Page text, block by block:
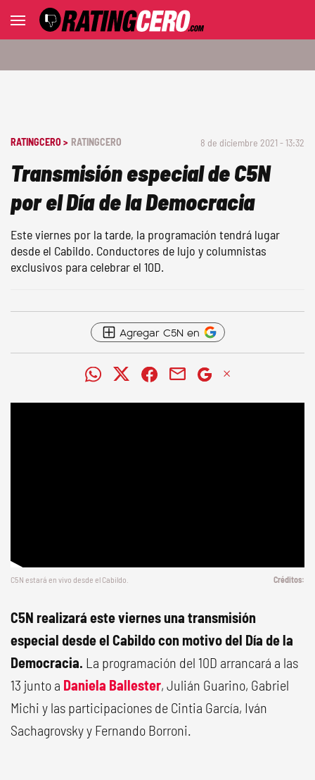
RATINGCERO > RATINGCERO 8 de diciembre 2021 - 13:32
Transmisión especial de C5N
por el Día de la Democracia
Este viernes por la tarde, la programación tendrá lugar
desde el Cabildo. Conductores de lujo y columnistas
exclusivos para celebrar el 10D.
Agregar C5N en
C5N estará en vivo desde el Cabildo.
C5N realizará este viernes una transmisión
especial desde el Cabildo con motivo del Día de la
Democracia. La programación del 10D arrancará a las
13 junto a Daniela Ballester, Julián Guarino, Gabriel
Michi y las participaciones de Cintia García, Iván
Sachagrovsky y Fernando Borroni.